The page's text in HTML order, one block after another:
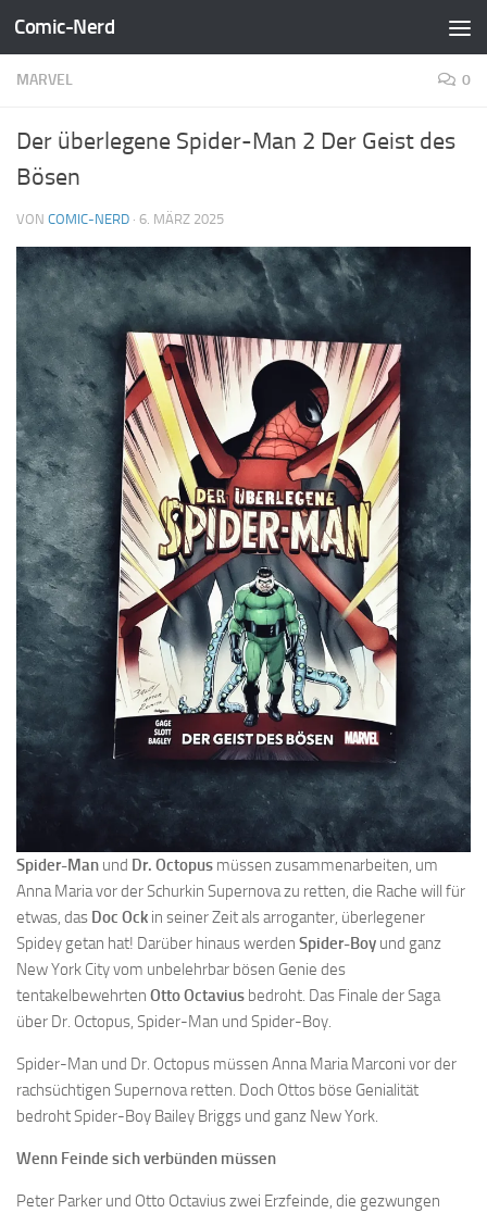
Zum Inhalt springen
Comic-Nerd
MARVEL 0
Der überlegene Spider-Man 2 Der Geist des
Bösen
VON COMIC-NERD · 6. MÄRZ 2025
Spider-Man und Dr. Octopus müssen zusammenarbeiten, um
Anna Maria vor der Schurkin Supernova zu retten, die Rache will für
etwas, das Doc Ock in seiner Zeit als arroganter, überlegener
Spidey getan hat! Darüber hinaus werden Spider-Boy und ganz
New York City vom unbelehrbar bösen Genie des
tentakelbewehrten Otto Octavius bedroht. Das Finale der Saga
über Dr. Octopus, Spider-Man und Spider-Boy.
Spider-Man und Dr. Octopus müssen Anna Maria Marconi vor der
rachsüchtigen Supernova retten. Doch Ottos böse Genialität
bedroht Spider-Boy Bailey Briggs und ganz New York.
Wenn Feinde sich verbünden müssen
Peter Parker und Otto Octavius zwei Erzfeinde, die gezwungen